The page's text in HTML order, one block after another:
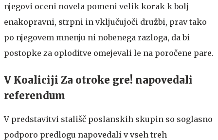
njegovi oceni novela pomeni velik korak k bolj
enakopravni, strpni in vključujoči družbi, prav tako
po njegovem mnenju ni nobenega razloga, da bi
postopke za oploditve omejevali le na poročene pare.
V Koaliciji Za otroke gre! napovedali
referendum
V predstavitvi stališč poslanskih skupin so soglasno
podporo predlogu napovedali v vseh treh